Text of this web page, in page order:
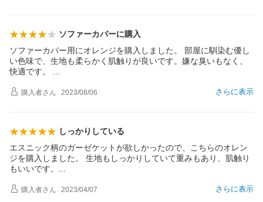
ソファーカバーに購入
ソファーカバー用にオレンジを購入しました。 部屋に馴染む優し
い色味で、生地も柔らかく肌触りが良いです。嫌な臭いもなく、
快適です。
さらに表示
購入者さん 2023/08/06
しっかりしている
エスニック柄のガーゼケットが欲しかったので、こちらのオレン
ジを購入しました。 生地もしっかりしていて重みもあり、肌触り
もいいです。
さらに表示
購入者さん 2023/04/07